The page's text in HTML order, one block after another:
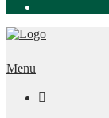
Menu
